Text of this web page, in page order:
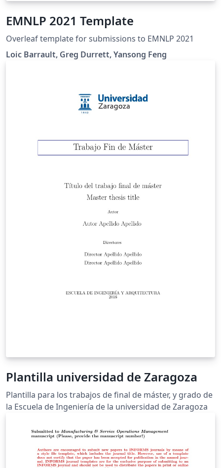
EMNLP 2021 Template
Overleaf template for submissions to EMNLP 2021
Loic Barrault, Greg Durrett, Yansong Feng
Plantilla universidad de Zaragoza
Plantilla para los trabajos de final de máster, y grado de
la Escuela de Ingeniería de la universidad de Zaragoza